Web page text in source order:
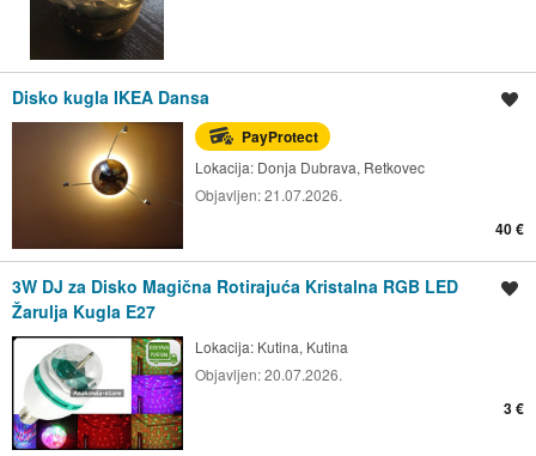
Disko kugla IKEA Dansa
PayProtect
Lokacija: Donja Dubrava, Retkovec
Objavljen:21.07.2026.
40 €
3W DJ za Disko Magična Rotirajuća Kristalna RGB LED
Žarulja Kugla E27
Lokacija: Kutina, Kutina
Objavljen:20.07.2026.
3 €